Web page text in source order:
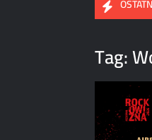
Tag: